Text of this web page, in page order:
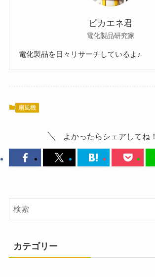
ピカエネ君
電化製品研究家
電化製品を日々リサーチしているよ♪
扇風機
よかったらシェアしてね！
カテゴリー